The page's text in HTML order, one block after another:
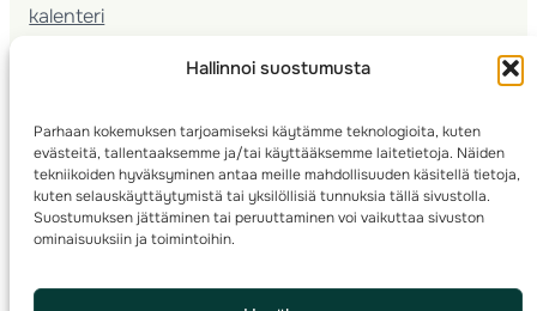
Hallinnoi suostumusta
Parhaan kokemuksen tarjoamiseksi käytämme teknologioita, kuten
evästeitä, tallentaaksemme ja/tai käyttääksemme laitetietoja. Näiden
tekniikoiden hyväksyminen antaa meille mahdollisuuden käsitellä tietoja,
kuten selauskäyttäytymistä tai yksilöllisiä tunnuksia tällä sivustolla.
Suostumuksen jättäminen tai peruuttaminen voi vaikuttaa sivuston
ominaisuuksiin ja toimintoihin.
kalenteri
Seura­kehittäminen
Kartoitus
Ratamestari
© 2025 ·Suomen Suunnistusliitto· Valimotie 10, 00380 Helsinki, Finland
info(a)suunnistusliitto.fi,Rastilipun asiat: rastilippu(a)suunnistusliitto.fi